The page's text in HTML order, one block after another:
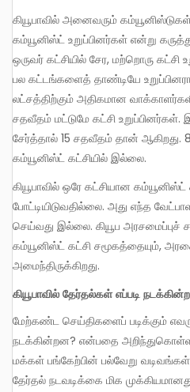
கியூபாவில் அனைவரும் கம்யூனிஸ்டுகள், அல்லது பெரும்பான்மை
கம்யூனிஸ்ட் உறுப்பினர்கள் என்று
ஒருவர் கட்சியில் சேர, மற்றொரு கட்சி
பல கட்டங்களைத் தாண்டியே
லட்சத்திற்கும் அதிகமான
சதவீதம் மட்டுமே கட்சி
சேர்த்தால் 15 சதவீதம் தான்
கம்யூனிஸ்ட் கட்சியில் இல்லை.
கியூபாவில் ஒரே கட்சியான கம்யூனிஸ்ட் கட்சி, தேர்தலில்
போட்டியிடுவதில்லை. அது எந்த
செய்வது இல்லை. கியூப அரசமைப்புச்
கம்யூனிஸ்ட் கட்சி சமூகத்தையும்,
அமைந்திருக்கிறது.
கியூபாவில் தேர்தல்கள் எப்படி
மேற்கண்ட செய்திகளைப் படிக்கும் எவருக்கும் கியூபா தேர்தல்கள் எப்படி
நடக்கின்றன? என்பதை அறிந்துகொள்ள
மக்கள் பங்கேற்பின் பல்வேறு வடிவங்கள்
தேர்தல் நடவடிக்கை மிக